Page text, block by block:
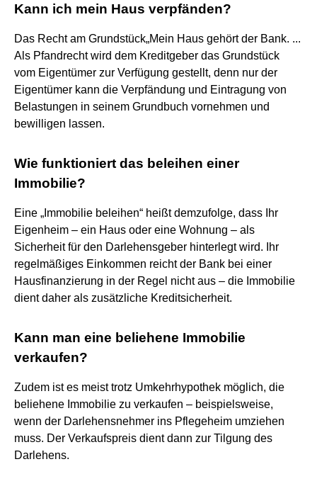
Kann ich mein Haus verpfänden?
Das Recht am Grundstück„Mein Haus gehört der Bank. ...
Als Pfandrecht wird dem Kreditgeber das Grundstück
vom Eigentümer zur Verfügung gestellt, denn nur der
Eigentümer kann die Verpfändung und Eintragung von
Belastungen in seinem Grundbuch vornehmen und
bewilligen lassen.
Wie funktioniert das beleihen einer
Immobilie?
Eine „Immobilie beleihen“ heißt demzufolge, dass Ihr
Eigenheim – ein Haus oder eine Wohnung – als
Sicherheit für den Darlehensgeber hinterlegt wird. Ihr
regelmäßiges Einkommen reicht der Bank bei einer
Hausfinanzierung in der Regel nicht aus – die Immobilie
dient daher als zusätzliche Kreditsicherheit.
Kann man eine beliehene Immobilie
verkaufen?
Zudem ist es meist trotz Umkehrhypothek möglich, die
beliehene Immobilie zu verkaufen – beispielsweise,
wenn der Darlehensnehmer ins Pflegeheim umziehen
muss. Der Verkaufspreis dient dann zur Tilgung des
Darlehens.